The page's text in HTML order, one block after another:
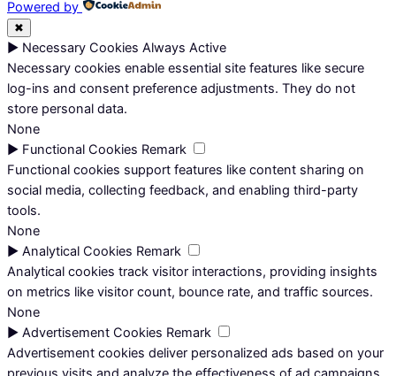
Powered by
✖
► Necessary Cookies Always Active
Necessary cookies enable essential site features like secure
log-ins and consent preference adjustments. They do not
store personal data.
None
► Functional Cookies Remark
Functional cookies support features like content sharing on
social media, collecting feedback, and enabling third-party
tools.
None
► Analytical Cookies Remark
Analytical cookies track visitor interactions, providing insights
on metrics like visitor count, bounce rate, and traffic sources.
None
► Advertisement Cookies Remark
Advertisement cookies deliver personalized ads based on your